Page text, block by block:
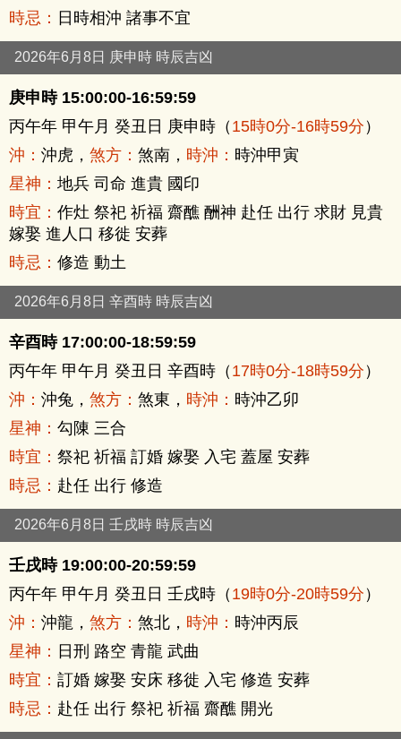
時忌： 日時相沖 諸事不宜
2026年6月8日 庚申時 時辰吉凶
庚申時 15:00:00-16:59:59
丙午年 甲午月 癸丑日 庚申時（15時0分-16時59分）
沖： 沖虎， 煞方： 煞南， 時沖： 時沖甲寅
星神： 地兵 司命 進貴 國印
時宜： 作灶 祭祀 祈福 齋醮 酬神 赴任 出行 求財 見貴
嫁娶 進人口 移徙 安葬
時忌： 修造 動土
2026年6月8日 辛酉時 時辰吉凶
辛酉時 17:00:00-18:59:59
丙午年 甲午月 癸丑日 辛酉時（17時0分-18時59分）
沖： 沖兔， 煞方： 煞東， 時沖： 時沖乙卯
星神： 勾陳 三合
時宜： 祭祀 祈福 訂婚 嫁娶 入宅 蓋屋 安葬
時忌： 赴任 出行 修造
2026年6月8日 壬戌時 時辰吉凶
壬戌時 19:00:00-20:59:59
丙午年 甲午月 癸丑日 壬戌時（19時0分-20時59分）
沖： 沖龍， 煞方： 煞北， 時沖： 時沖丙辰
星神： 日刑 路空 青龍 武曲
時宜： 訂婚 嫁娶 安床 移徙 入宅 修造 安葬
時忌： 赴任 出行 祭祀 祈福 齋醮 開光